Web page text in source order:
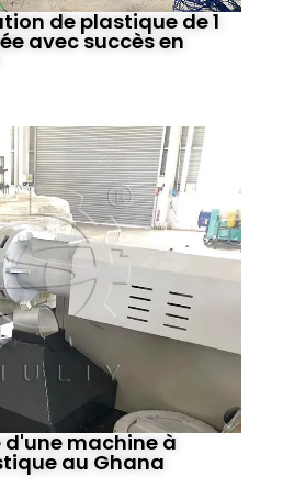
de plastique de 1
avec succès en
d'une machine à
au Ghana